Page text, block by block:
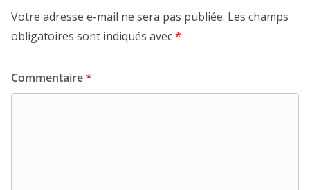
Votre adresse e-mail ne sera pas publiée. Les champs
obligatoires sont indiqués avec*
Commentaire*